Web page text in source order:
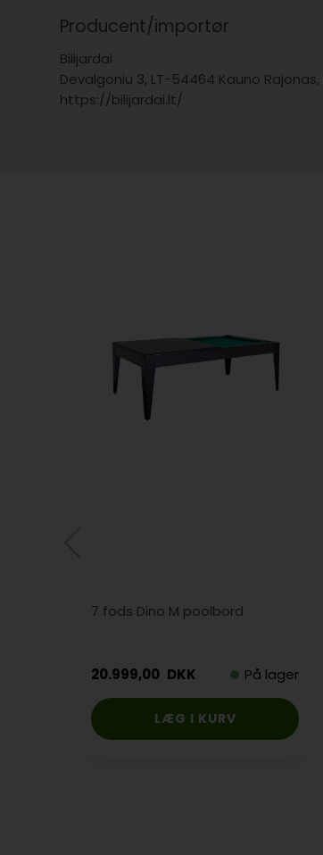
Producent/importør
Bilijardai
Devalgoniu 3, LT-54464 Kauno Rajonas,
https://bilijardai.lt/
7 fods Dino M poolbord
20.999,00 DKK På lager